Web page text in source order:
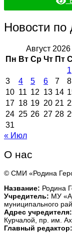
Новости по
Август 2026
Пн Вт Ср Чт Пт
1
3
4 5 6 7 8
10 11 12 13 14
17 18 19 20 21
24 25 26 27 28
31
« Июл
О нас
© СМИ «Родина
Название: Родина
Учредитель: МУ
муниципального
Адрес учредителя:
Курчалой, пр. им.
Главный редактор: